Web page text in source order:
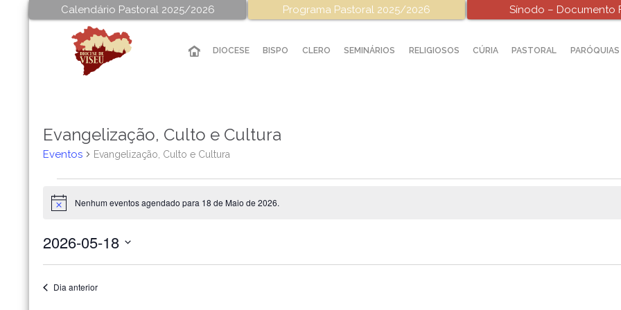
Calendário Pastoral 2025/2026 Programa Pastoral 2025/2026 Sínodo – Documento
DIOCESE BISPO CLERO SEMINÁRIOS RELIGIOSOS CÚRIA PASTORAL PARÓQUIAS
Evangelização, Culto e Cultura
Eventos Evangelização, Culto e Cultura
Eventos
for
de
Maio
de
Aviso Nenhum eventos agendado para 18 de Maio de 2026.
2026-05-18
data.Dia anterior